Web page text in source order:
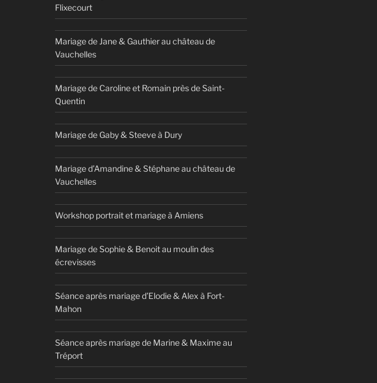
Flixecourt
Mariage de Jane & Gauthier au château de
Vauchelles
Mariage de Caroline et Romain près de Saint-
Quentin
Mariage de Gaby & Steeve à Dury
Mariage d’Amandine & Stéphane au château de
Vauchelles
Workshop portrait et mariage à Amiens
Mariage de Sophie & Benoit au moulin des
écrevisses
Séance après mariage d’Elodie & Alex à Fort-
Mahon
Séance après mariage de Marine & Maxime au
Tréport